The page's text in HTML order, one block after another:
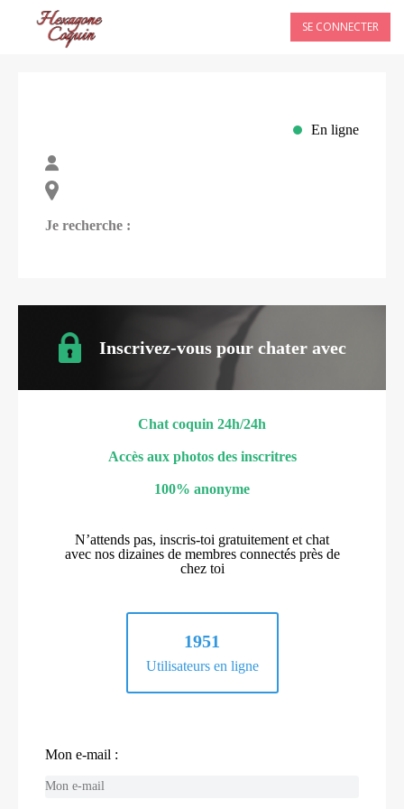
SE CONNECTER
En ligne
Je recherche :
Inscrivez-vous pour chater avec
Chat coquin 24h/24h
Accès aux photos des inscritres
100% anonyme
N’attends pas, inscris-toi gratuitement et chat
avec nos dizaines de membres connectés près de
chez toi
1951
Utilisateurs en ligne
Mon e-mail :